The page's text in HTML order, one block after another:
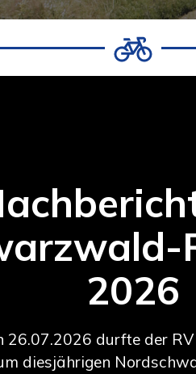
2026
26.07.2026 durfte der
diesjährigen